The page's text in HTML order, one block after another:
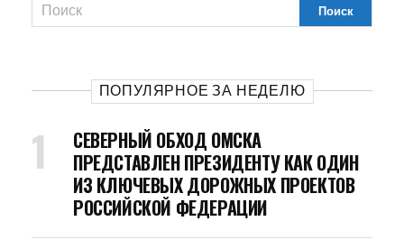
ПОПУЛЯРНОЕ ЗА НЕДЕЛЮ
СЕВЕРНЫЙ ОБХОД ОМСКА
ПРЕДСТАВЛЕН ПРЕЗИДЕНТУ КАК ОДИН
ИЗ КЛЮЧЕВЫХ ДОРОЖНЫХ ПРОЕКТОВ
РОССИЙСКОЙ ФЕДЕРАЦИИ